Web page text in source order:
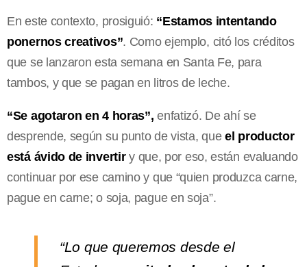
En este contexto, prosiguió: “Estamos intentando
ponernos creativos”. Como ejemplo, citó los créditos
que se lanzaron esta semana en Santa Fe, para
tambos, y que se pagan en litros de leche.
“Se agotaron en 4 horas”, enfatizó. De ahí se
desprende, según su punto de vista, queel productor
está ávido de invertiry que, por eso, están evaluando
continuar por ese camino y que “quien produzca carne,
pague en carne; o soja, pague en soja”.
“Lo que queremos desde el